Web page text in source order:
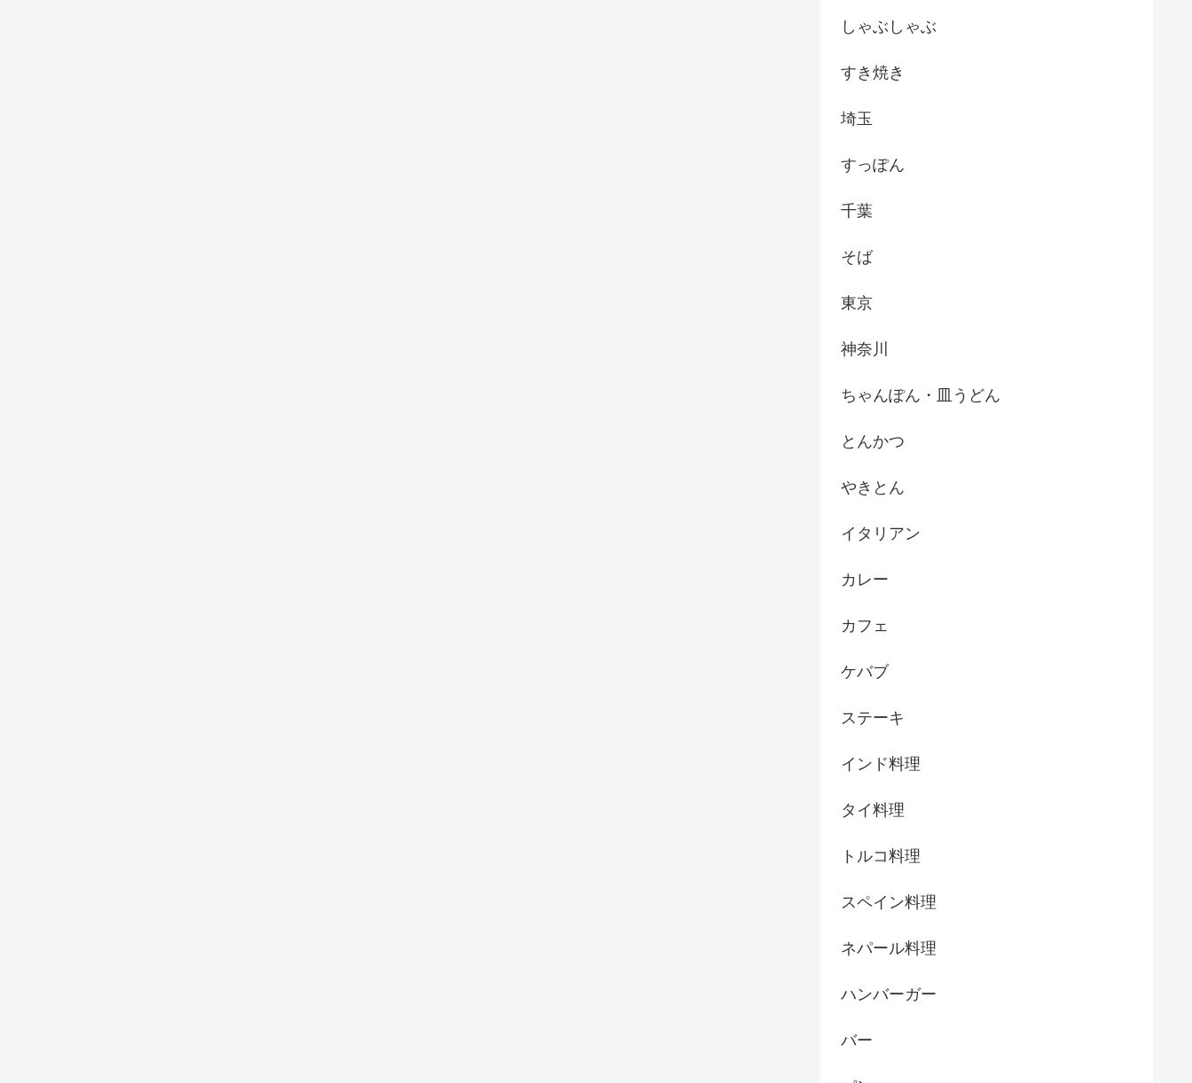
しゃぶしゃぶ
すき焼き
埼玉
すっぽん
千葉
そば
東京
神奈川
ちゃんぽん・皿うどん
とんかつ
やきとん
イタリアン
カレー
カフェ
ケバブ
ステーキ
インド料理
タイ料理
トルコ料理
スペイン料理
ネパール料理
ハンバーガー
バー